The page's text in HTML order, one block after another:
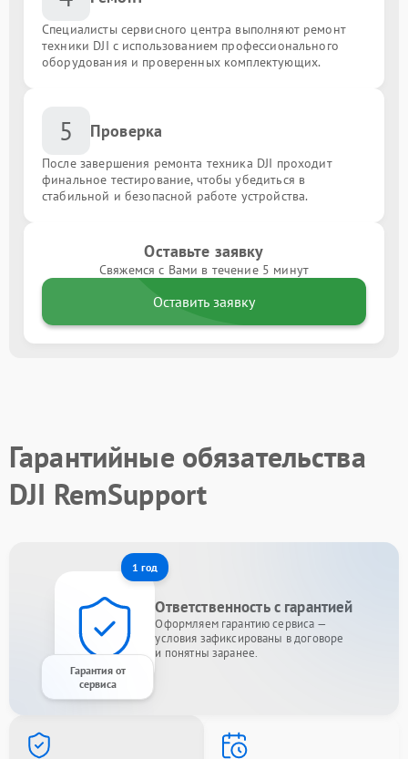
Специалисты сервисного центра выполняют ремонт
техники DJI с использованием профессионального
оборудования и проверенных комплектующих.
5 Проверка
После завершения ремонта техника DJI проходит
финальное тестирование, чтобы убедиться в
стабильной и безопасной работе устройства.
Оставьте заявку
Свяжемся с Вами в течение 5 минут
Оставить заявку
Гарантийные обязательства
DJI RemSupport
1 год
Гарантия от
сервиса
Ответственность с гарантией
Оформляем гарантию сервиса —
условия зафиксированы в договоре
и понятны заранее.